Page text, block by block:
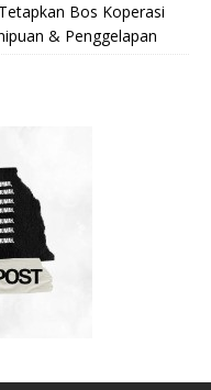
Bos Koperasi
& Penggelapan